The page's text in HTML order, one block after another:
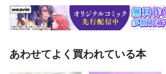
あわせてよく買われている本